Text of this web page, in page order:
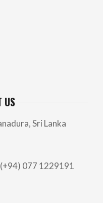
US
Sri Lanka
077 1229191